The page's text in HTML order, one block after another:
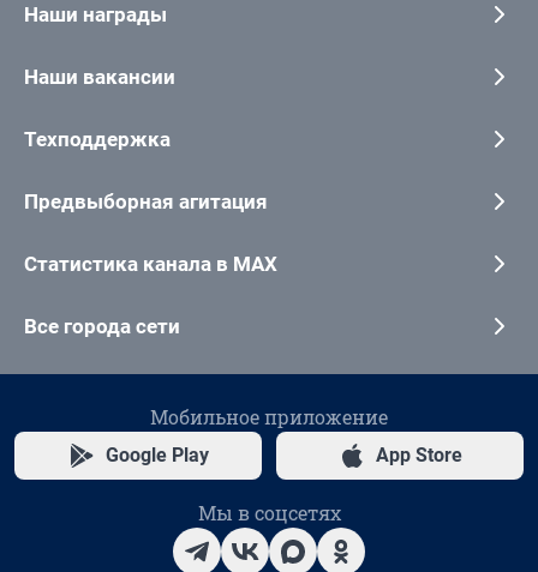
Наши награды
Наши вакансии
Техподдержка
Предвыборная агитация
Статистика канала в MAX
Все города сети
Мобильное приложение
Google Play App Store
Мы в соцсетях